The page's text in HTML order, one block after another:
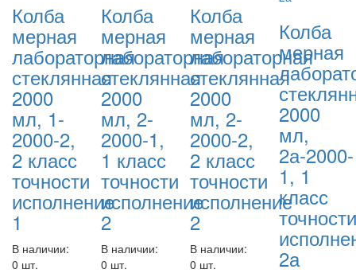
Колба
мерная
лабораторная
стеклянная
2000
мл, 1-
2000-2,
2 класс
точности
исполнение
1
В наличии:
0 шт.
Колба
мерная
лабораторная
стеклянная
2000
мл, 2-
2000-1,
1 класс
точности
исполнение
2
В наличии:
0 шт.
Колба
мерная
лабораторная
стеклянная
2000
мл, 2-
2000-2,
2 класс
точности
исполнение
2
В наличии:
0 шт.
Колба
мерная
2000
мл,
2а-2000-
1, 1
класс
точности
2а